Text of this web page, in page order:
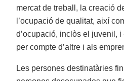
mercat de treball, la creació
l’ocupació de qualitat, així
d’ocupació, inclòs el juvenil,
per compte d’altre i als
Les persones destinatàries